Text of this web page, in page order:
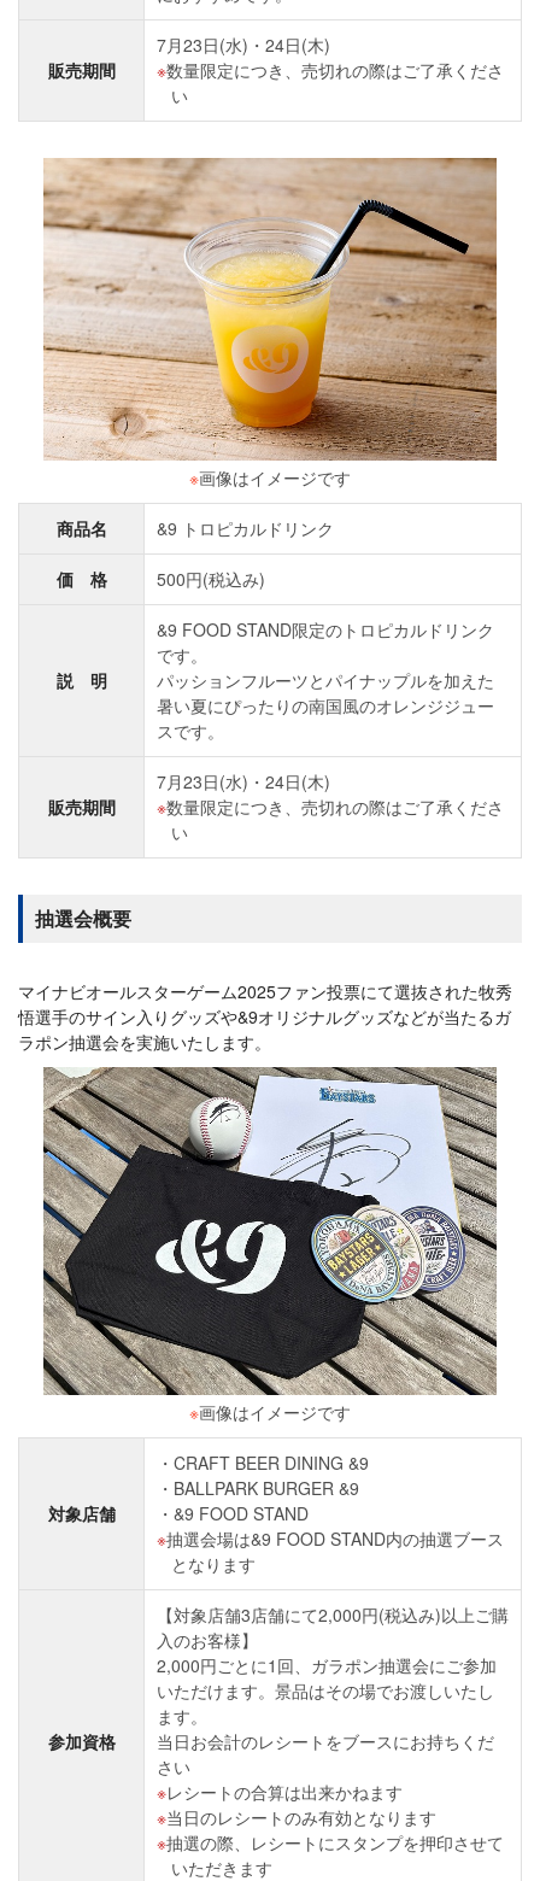
販売期間
7月23日(水)・24日(木)
数量限定につき、売切れの際はご了承くださ
い
※画像はイメージです
商品名 &9 トロピカルドリンク
価 格 500円(税込み)
説 明
&9 FOOD STAND限定のトロピカルドリンク
です。
パッションフルーツとパイナップルを加えた
暑い夏にぴったりの南国風のオレンジジュー
スです。
販売期間
7月23日(水)・24日(木)
数量限定につき、売切れの際はご了承くださ
い
抽選会概要
マイナビオールスターゲーム2025ファン投票にて選抜された牧秀
悟選手のサイン入りグッズや&9オリジナルグッズなどが当たるガ
ラポン抽選会を実施いたします。
※画像はイメージです
対象店舗
CRAFT BEER DINING &9
BALLPARK BURGER &9
&9 FOOD STAND
抽選会場は&9 FOOD STAND内の抽選ブース
となります
参加資格
【対象店舗3店舗にて2,000円(税込み)以上ご購
入のお客様】
2,000円ごとに1回、ガラポン抽選会にご参加
いただけます。景品はその場でお渡しいたし
ます。
当日お会計のレシートをブースにお持ちくだ
さい
レシートの合算は出来かねます
当日のレシートのみ有効となります
抽選の際、レシートにスタンプを押印させて
いただきます